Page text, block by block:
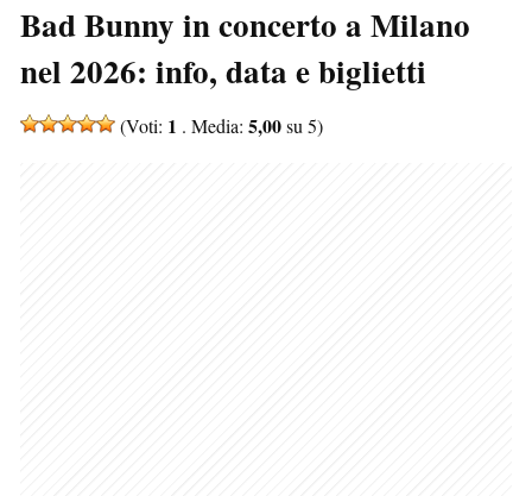
Bad Bunny in concerto a Milano
nel 2026: info, data e biglietti
(Voti: 1 . Media: 5,00su 5)